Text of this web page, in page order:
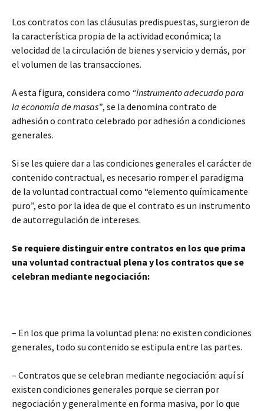
Los contratos con las cláusulas predispuestas, surgieron de
la característica propia de la actividad económica; la
velocidad de la circulación de bienes y servicio y demás, por
el volumen de las transacciones.
A esta figura, considera como “instrumento adecuado para
la economía de masas”, se la denomina contrato de
adhesión o contrato celebrado por adhesión a condiciones
generales.
Si se les quiere dar a las condiciones generales el carácter de
contenido contractual, es necesario romper el paradigma
de la voluntad contractual como “elemento químicamente
puro”, esto por la idea de que el contrato es un instrumento
de autorregulación de intereses.
Se requiere distinguir entre contratos en los que prima
una voluntad contractual plena y los contratos que se
celebran mediante negociación:
– En los que prima la voluntad plena: no existen condiciones
generales, todo su contenido se estipula entre las partes.
– Contratos que se celebran mediante negociación: aquí sí
existen condiciones generales porque se cierran por
negociación y generalmente en forma masiva, por lo que